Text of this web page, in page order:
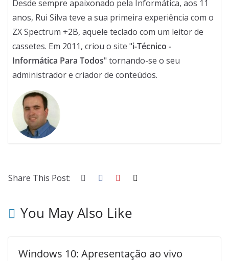
Desde sempre apaixonado pela Informática, aos 11
anos, Rui Silva teve a sua primeira experiência com o
ZX Spectrum +2B, aquele teclado com um leitor de
cassetes. Em 2011, criou o site "i-Técnico -
Informática Para Todos" tornando-se o seu
administrador e criador de conteúdos.
Share This Post:
You May Also Like
Windows 10: Apresentação ao vivo